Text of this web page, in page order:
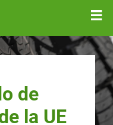
de
la UE